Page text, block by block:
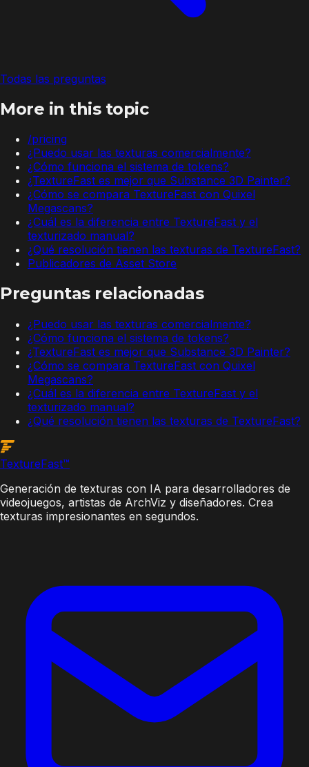
Todas las preguntas
More in this topic
/pricing
¿Puedo usar las texturas comercialmente?
¿Cómo funciona el sistema de tokens?
¿TextureFast es mejor que Substance 3D Painter?
¿Cómo se compara TextureFast con Quixel
Megascans?
¿Cuál es la diferencia entre TextureFast y el
texturizado manual?
¿Qué resolución tienen las texturas de TextureFast?
Publicadores de Asset Store
Preguntas relacionadas
¿Puedo usar las texturas comercialmente?
¿Cómo funciona el sistema de tokens?
¿TextureFast es mejor que Substance 3D Painter?
¿Cómo se compara TextureFast con Quixel
Megascans?
¿Cuál es la diferencia entre TextureFast y el
texturizado manual?
¿Qué resolución tienen las texturas de TextureFast?
TextureFast™
Generación de texturas con IA para desarrolladores de
videojuegos, artistas de ArchViz y diseñadores. Crea
texturas impresionantes en segundos.